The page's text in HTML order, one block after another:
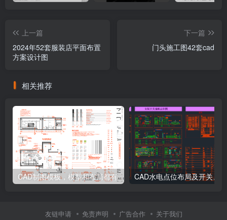
上一篇
2024年52套服装店平面布置
方案设计图
下一篇
门头施工图42套cad
相关推荐
CAD制图模板，模型和布局都有
友链申请 免责声明 广告合作 关于我们